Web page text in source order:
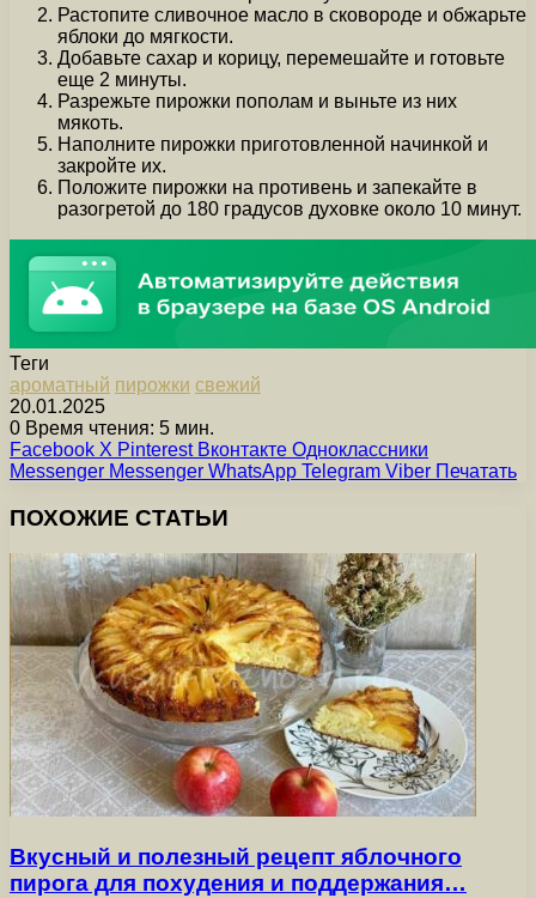
Растопите сливочное масло в сковороде и обжарьте
яблоки до мягкости.
Добавьте сахар и корицу, перемешайте и готовьте
еще 2 минуты.
Разрежьте пирожки пополам и выньте из них
мякоть.
Наполните пирожки приготовленной начинкой и
закройте их.
Положите пирожки на противень и запекайте в
разогретой до 180 градусов духовке около 10 минут.
Теги
ароматный пирожки свежий
20.01.2025
0 Время чтения: 5 мин.
Facebook X Pinterest Вконтакте Одноклассники
Messenger Messenger WhatsApp Telegram Viber Печатать
ПОХОЖИЕ СТАТЬИ
Вкусный и полезный рецепт яблочного
пирога для похудения и поддержания…